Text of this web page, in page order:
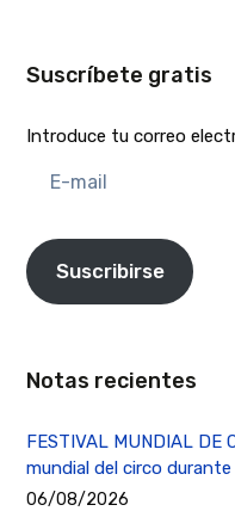
Suscríbete gratis
Introduce tu correo
mail
Suscribirse
Notas recientes
FESTIVAL MUNDIAL DE
mundial del circo
06/08/2026